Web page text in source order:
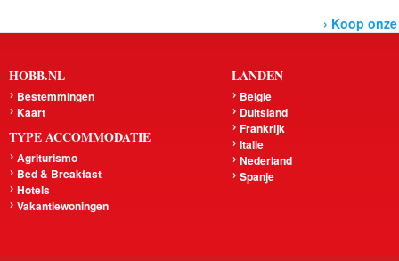
› Koop
HOBB.NL
Bestemmingen
Kaart
TYPE ACCOMMODATIE
Agriturismo
Bed & Breakfast
Hotels
Vakantiewoningen
LANDEN
Belgie
Duitsland
Frankrijk
Italie
Nederland
Spanje